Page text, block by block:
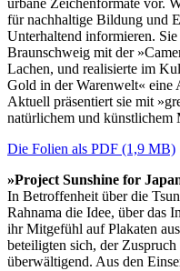
für nachhaltige Bildung und
Unterhaltend informieren.
Braunschweig mit der
Lachen, und realisierte im
Gold in der Warenwelt« eine
Aktuell präsentiert sie mit
natürlichem und künstlichem
Die Folien als PDF (1,9 MB)
»Project Sunshine for
In Betroffenheit über die
Rahnama die Idee, über das
ihr Mitgefühl auf Plakaten
beteiligten sich, der
überwältigend. Aus den